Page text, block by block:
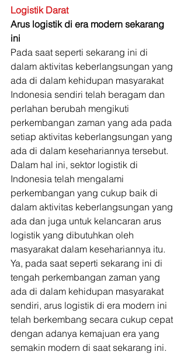
Logistik Darat
Arus logistik di era modern sekarang
ini
Pada saat seperti sekarang ini di
dalam aktivitas keberlangsungan yang
ada di dalam kehidupan masyarakat
Indonesia sendiri telah beragam dan
perlahan berubah mengikuti
perkembangan zaman yang ada pada
setiap aktivitas keberlangsungan yang
ada di dalam kesehariannya tersebut.
Dalam hal ini, sektor logistik di
Indonesia telah mengalami
perkembangan yang cukup baik di
dalam aktivitas keberlangsungan yang
ada dan juga untuk kelancaran arus
logistik yang dibutuhkan oleh
masyarakat dalam kesehariannya itu.
Ya, pada saat seperti sekarang ini di
tengah perkembangan zaman yang
ada di dalam kehidupan masyarakat
sendiri, arus logistik di era modern ini
telah berkembang secara cukup cepat
dengan adanya kemajuan era yang
semakin modern di saat sekarang ini.